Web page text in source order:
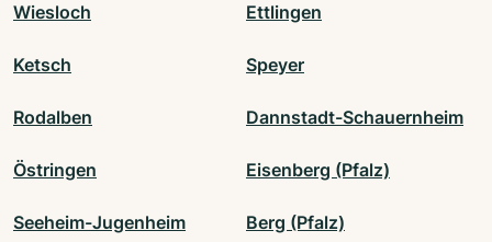
Wiesloch Ettlingen
Ketsch Speyer
Rodalben Dannstadt-Schauernheim
Östringen Eisenberg (Pfalz)
Seeheim-Jugenheim Berg (Pfalz)